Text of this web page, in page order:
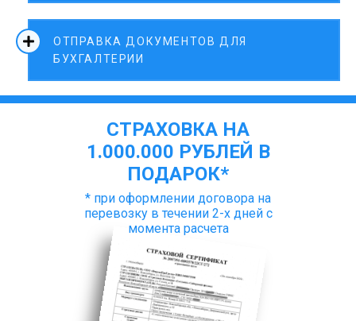
ОТПРАВКА ДОКУМЕНТОВ ДЛЯ
БУХГАЛТЕРИИ
СТРАХОВКА НА
1.000.000 РУБЛЕЙ В
ПОДАРОК*
* при оформлении договора на
перевозку в течении 2-х дней с
момента расчета